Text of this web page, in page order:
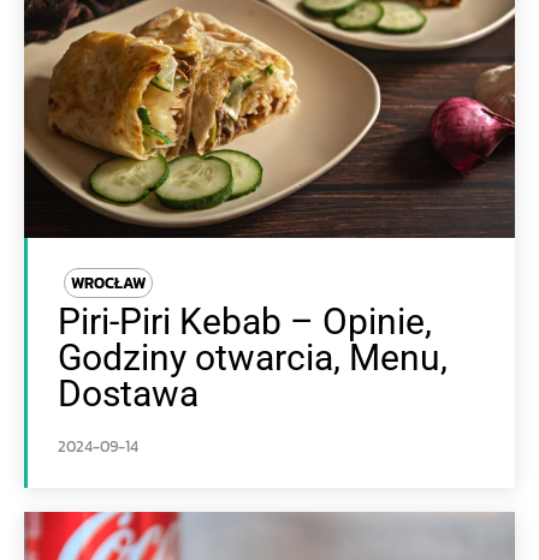
WROCŁAW
Piri-Piri Kebab – Opinie,
Godziny otwarcia, Menu,
Dostawa
2024-09-14